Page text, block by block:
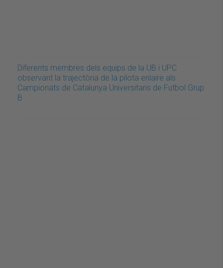
Diferents membres dels equips de la UB i UPC
observant la trajectòria de la pilota enlaire als
Campionats de Catalunya Universitaris de Futbol Grup
B